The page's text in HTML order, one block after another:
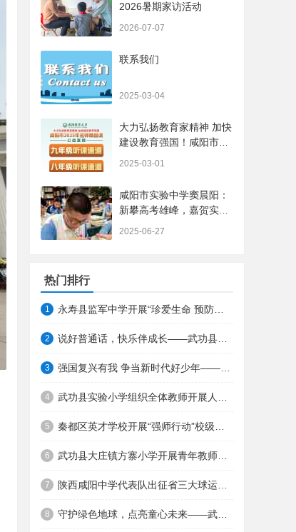
2026暑期家访活动
2026-07-07
联系我们
2025-03-04
大力弘扬教育家精神 加快
建设教育强国！咸阳市
2025-03-01
咸阳市实验中学窦晨阳：
新攀高考雄峰，嘉贺实验
2025-06-27
热门排行
1
2
3
4
5
6
7
8